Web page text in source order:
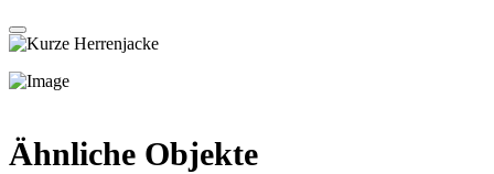
Ähnliche Objekte